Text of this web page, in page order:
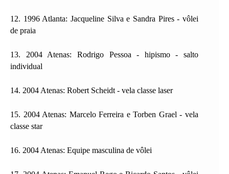
12. 1996 Atlanta: Jacqueline Silva e Sandra Pires - vôlei
de praia
13. 2004 Atenas: Rodrigo Pessoa - hipismo - salto
individual
14. 2004 Atenas: Robert Scheidt - vela classe laser
15. 2004 Atenas: Marcelo Ferreira e Torben Grael - vela
classe star
16. 2004 Atenas: Equipe masculina de vôlei